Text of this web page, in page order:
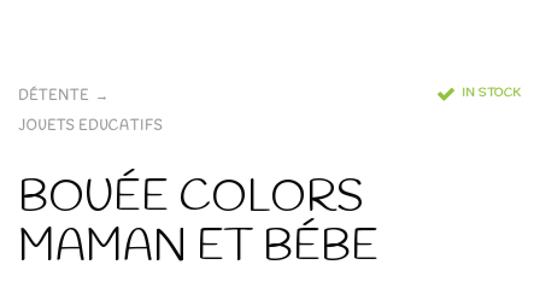
DÉTENTE
JOUETS EDUCATIFS
IN STOCK
BOUÉE COLORS
MAMAN ET BÉBE